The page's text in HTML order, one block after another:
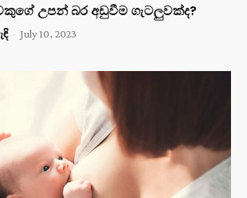
උපන් බර අඩුවීම ගැටලුවක්ද?
- July 10, 2023